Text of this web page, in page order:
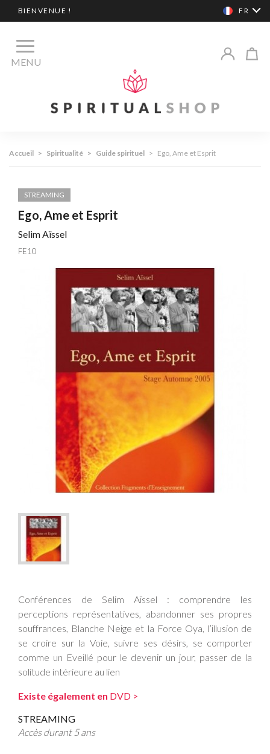
BIENVENUE ! FR
MENU
Accueil > Spiritualité > Guide spirituel > Ego, Ame et Esprit
STREAMING
Ego, Ame et Esprit
Selim Aïssel
FE10
Conférences de Selim Aïssel : comprendre les
perceptions représentatives, abandonner ses propres
souffrances, Blanche Neige et la Force Oya, l’illusion de
se croire sur la Voie, suivre ses désirs, se comporter
comme un Eveillé pour le devenir un jour, passer de la
solitude intérieure au lien
Existe également en DVD >
STREAMING
Accès durant 5 ans